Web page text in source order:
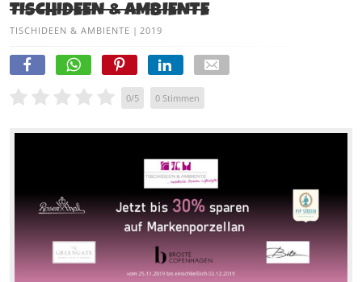
TISCHIDEEN & AMBIENTE
TISCHIDEEN & AMBIENTE | 2019
0/5 0 Stimmen